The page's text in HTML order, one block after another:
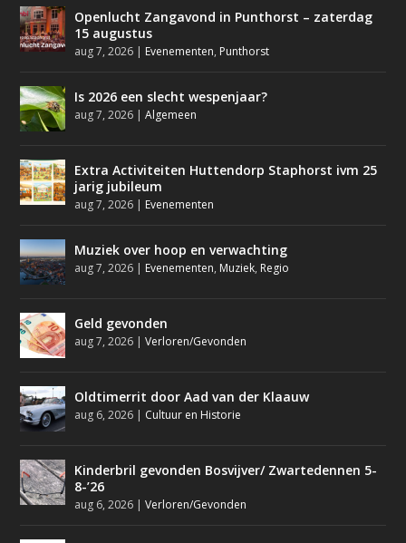
Openlucht Zangavond in Punthorst – zaterdag
15 augustus
aug 7, 2026 | Evenementen, Punthorst
Is 2026 een slecht wespenjaar?
aug 7, 2026 |Algemeen
Extra Activiteiten Huttendorp Staphorst ivm 25
jarig jubileum
aug 7, 2026 | Evenementen
Muziek over hoop en verwachting
aug 7, 2026 | Evenementen, Muziek, Regio
Geld gevonden
aug 7, 2026 |Verloren/Gevonden
Oldtimerrit door Aad van der Klaauw
aug 6, 2026 | Cultuur en Historie
Kinderbril gevonden Bosvijver/ Zwartedennen 5-
8-’26
aug 6, 2026 |Verloren/Gevonden